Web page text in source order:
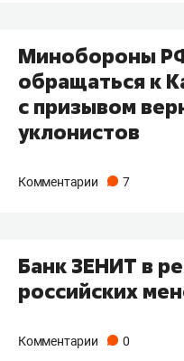
Минобороны
обращаться к
с призывом
уклонистов
Комментарии 7
Банк ЗЕНИТ в
российских
Комментарии 0